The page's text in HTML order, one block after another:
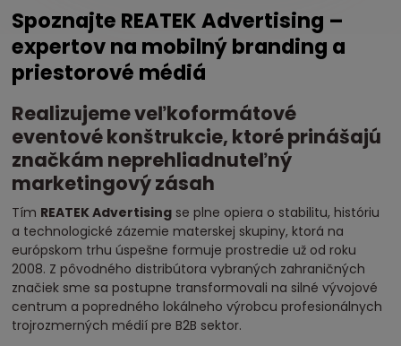
Spoznajte REATEK Advertising –
expertov na mobilný branding a
priestorové médiá
Realizujeme veľkoformátové
eventové konštrukcie, ktoré prinášajú
značkám neprehliadnuteľný
marketingový zásah
Tím REATEK Advertising se plne opiera o stabilitu, históriu
a technologické zázemie materskej skupiny, ktorá na
európskom trhu úspešne formuje prostredie už od roku
2008. Z pôvodného distribútora vybraných zahraničných
značiek sme sa postupne transformovali na silné vývojové
centrum a popredného lokálneho výrobcu profesionálnych
trojrozmerných médií pre B2B sektor.